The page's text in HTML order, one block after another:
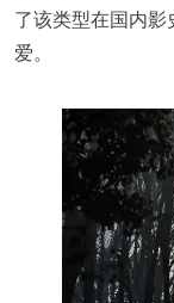
了该类型在国内
爱。